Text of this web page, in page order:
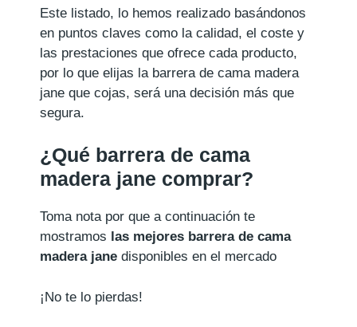
Este listado, lo hemos realizado basándonos
en puntos claves como la calidad, el coste y
las prestaciones que ofrece cada producto,
por lo que elijas la barrera de cama madera
jane que cojas, será una decisión más que
segura.
¿Qué barrera de cama
madera jane comprar?
Toma nota por que a continuación te
mostramos las mejores barrera de cama
madera jane disponibles en el mercado
¡No te lo pierdas!